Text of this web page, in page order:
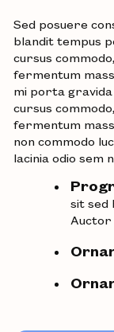
Sed posuere
blandit tempus
cursus
fermentum
mi porta gravida
cursus
fermentum
non commodo
lacinia odio sem
sit sed
Auctor